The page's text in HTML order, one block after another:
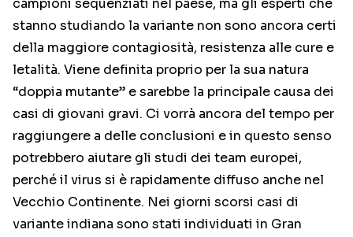
campioni sequenziati nel paese, ma gli esperti che
stanno studiando la variante non sono ancora certi
della maggiore contagiosità, resistenza alle cure e
letalità. Viene definita proprio per la sua natura
“doppia mutante” e sarebbe la principale causa dei
casi di giovani gravi. Ci vorrà ancora del tempo per
raggiungere a delle conclusioni e in questo senso
potrebbero aiutare gli studi dei team europei,
perché il virus si è rapidamente diffuso anche nel
Vecchio Continente. Nei giorni scorsi casi di
variante indiana sono stati individuati in Gran